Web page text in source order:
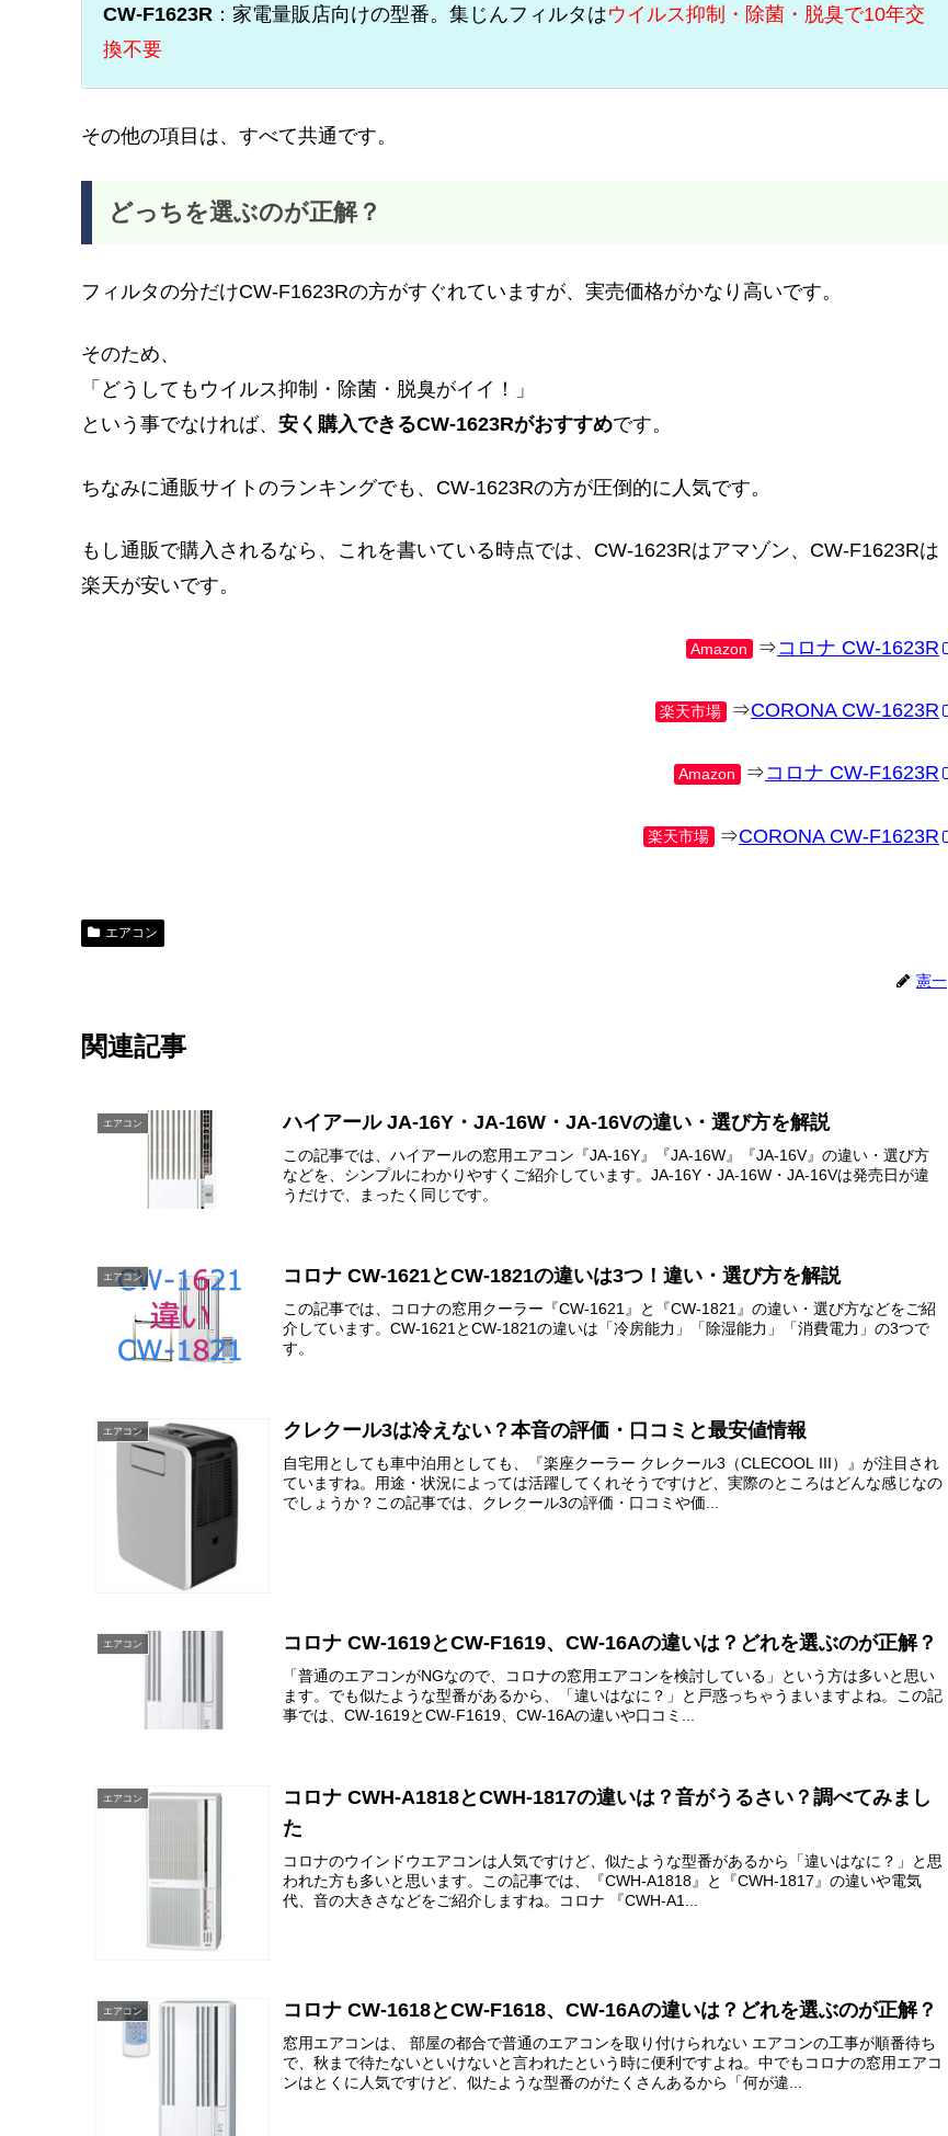
CW-F1623R ：家電量販店向けの型番。集じんフィルタはウイルス抑制・除菌・脱臭で10年交
換不要
その他の項目は、すべて共通です。
どっちを選ぶのが正解？
フィルタの分だけCW-F1623Rの方がすぐれていますが、実売価格がかなり高いです。
そのため、
「どうしてもウイルス抑制・除菌・脱臭がイイ！」
という事でなければ、 安く購入できるCW-1623Rがおすすめです。
ちなみに通販サイトのランキングでも、CW-1623Rの方が圧倒的に人気です。
もし通販で購入されるなら、これを書いている時点では、CW-1623Rはアマゾン、CW-F1623Rは
楽天が安いです。
Amazon ⇒コロナ CW-1623R
楽天市場 ⇒CORONA CW-1623R
Amazon ⇒コロナ CW-F1623R
楽天市場 ⇒CORONA CW-F1623R
エアコン
憲一
関連記事
エアコン ハイアール JA-16Y・JA-16W・JA-16Vの違い・選び方を解説
この記事では、ハイアールの窓用エアコン『JA-16Y』『JA-16W』『JA-16V』の違い・選び方
などを、シンプルにわかりやすくご紹介しています。JA-16Y・JA-16W・JA-16Vは発売日が違
うだけで、まったく同じです。
エアコン コロナ CW-1621とCW-1821の違いは3つ！違い・選び方を解説
この記事では、コロナの窓用クーラー『CW-1621』と『CW-1821』の違い・選び方などをご紹
介しています。CW-1621とCW-1821の違いは「冷房能力」「除湿能力」「消費電力」の3つで
す。
エアコン クレクール3は冷えない？本音の評価・口コミと最安値情報
自宅用としても車中泊用としても、『楽座クーラー クレクール3（CLECOOL III）』が注目され
ていますね。用途・状況によっては活躍してくれそうですけど、実際のところはどんな感じなの
でしょうか？この記事では、クレクール3の評価・口コミや価...
エアコン コロナ CW-1619とCW-F1619、CW-16Aの違いは？どれを選ぶのが正解？
「普通のエアコンがNGなので、コロナの窓用エアコンを検討している」という方は多いと思い
ます。でも似たような型番があるから、「違いはなに？」と戸惑っちゃうまいますよね。この記
事では、CW-1619とCW-F1619、CW-16Aの違いや口コミ...
エアコン
コロナ CWH-A1818とCWH-1817の違いは？音がうるさい？調べてみまし
た
コロナのウインドウエアコンは人気ですけど、似たような型番があるから「違いはなに？」と思
われた方も多いと思います。この記事では、『CWH-A1818』と『CWH-1817』の違いや電気
代、音の大きさなどをご紹介しますね。コロナ 『CWH-A1...
エアコン コロナ CW-1618とCW-F1618、CW-16Aの違いは？どれを選ぶのが正解？
窓用エアコンは、 部屋の都合で普通のエアコンを取り付けられない エアコンの工事が順番待ち
で、秋まで待たないといけないと言われたという時に便利ですよね。中でもコロナの窓用エアコ
ンはとくに人気ですけど、似たような型番のがたくさんあるから「何が違...